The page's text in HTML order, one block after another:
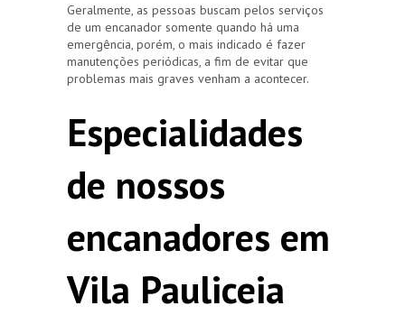
Geralmente, as pessoas buscam pelos serviços
de um encanador somente quando há uma
emergência, porém, o mais indicado é fazer
manutenções periódicas, a fim de evitar que
problemas mais graves venham a acontecer.
Especialidades
de nossos
encanadores em
Vila Pauliceia